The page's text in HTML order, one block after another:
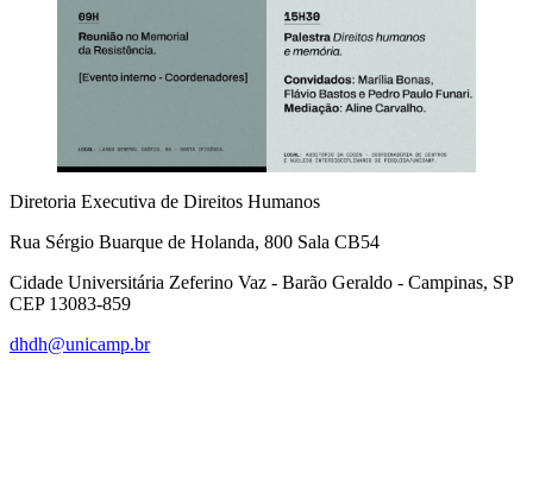
Diretoria Executiva de Direitos Humanos
Rua Sérgio Buarque de Holanda, 800 Sala CB54
Cidade Universitária Zeferino Vaz - Barão Geraldo - Campinas, SP
CEP 13083-859
dhdh@unicamp.br